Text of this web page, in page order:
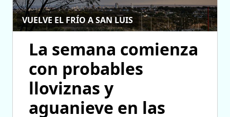
VUELVE EL FRÍO A SAN LUIS
La semana comienza
con probables
lloviznas y
aguanieve en las